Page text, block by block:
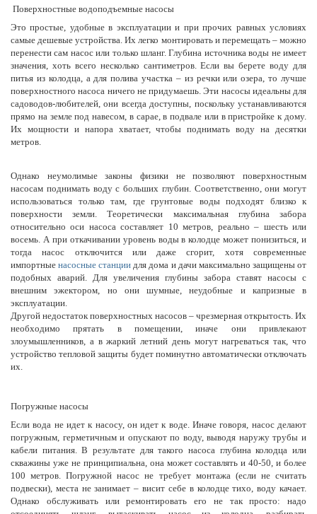
Поверхностные водоподъемные насосы
Это простые, удобные в эксплуатации и при прочих равных условиях
самые дешевые устройства. Их легко монтировать и перемещать – можно
перенести сам насос или только шланг. Глубина источника воды не имеет
значения, хоть всего несколько сантиметров. Если вы берете воду для
питья из колодца, а для полива участка – из речки или озера, то лучше
поверхностного насоса ничего не придумаешь. Эти насосы идеальны для
садоводов-любителей, они всегда доступны, поскольку устанавливаются
прямо на земле под навесом, в сарае, в подвале или в пристройке к дому.
Их мощности и напора хватает, чтобы поднимать воду на десятки
метров.
Однако неумолимые законы физики не позволяют поверхностным
насосам поднимать воду с больших глубин. Соответственно, они могут
использоваться только там, где грунтовые воды подходят близко к
поверхности земли. Теоретически максимальная глубина забора
относительно оси насоса составляет 10 метров, реально – шесть или
восемь. А при откачивании уровень воды в колодце может понизиться, и
тогда насос отключится или даже сгорит, хотя современные
импортныенасосные станции для дома и дачи максимально защищены от
подобных аварий. Для увеличения глубины забора ставят насосы с
внешним эжектором, но они шумные, неудобные и капризные в
эксплуатации.
Другой недостаток поверхностных насосов – чрезмерная открытость. Их
необходимо прятать в помещении, иначе они привлекают
злоумышленников, а в жаркий летний день могут нагреваться так, что
устройство тепловой защиты будет поминутно автоматически отключать
их.
Погружные насосы
Если вода не идет к насосу, он идет к воде. Иначе говоря, насос делают
погружным, герметичным и опускают по воду, выводя наружу трубы и
кабели питания. В результате для такого насоса глубина колодца или
скважины уже не принципиальна, она может составлять и 40-50, и более
100 метров. Погружной насос не требует монтажа (если не считать
подвески), места не занимает – висит себе в колодце тихо, воду качает.
Однако обслуживать или ремонтировать его не так просто: надо